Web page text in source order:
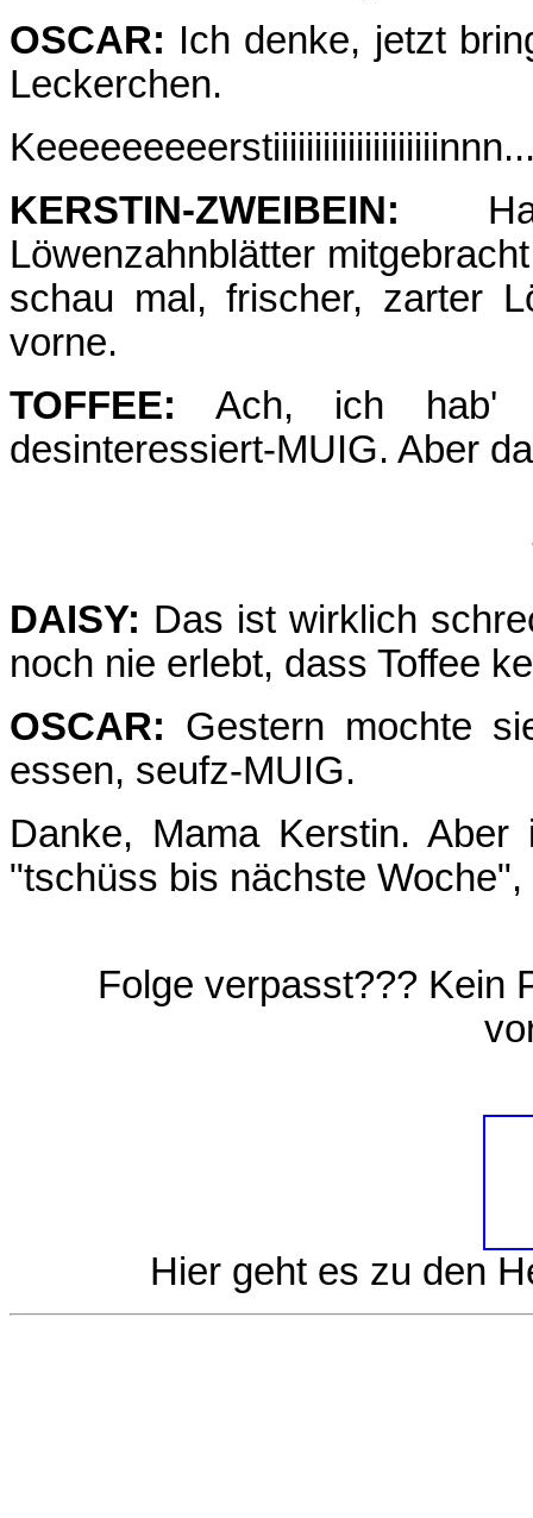
OSCAR: Ich denke, jetzt
Leckerchen.
KERSTIN-ZWEIBEIN:
Löwenzahnblätter
schau mal, frischer, zarter
vorne.
TOFFEE: Ach, ich hab'
desinteressiert-MUIG. Aber
DAISY: Das ist wirklich
noch nie erlebt, dass Toffee
OSCAR: Gestern mochte
essen, seufz-MUIG.
Danke, Mama Kerstin.
"tschüss bis nächste
Folge verpasst??? Kein
Hier geht es zu den